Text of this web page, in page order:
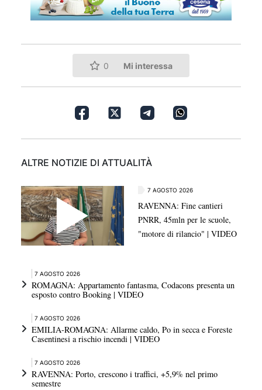
0 Mi interessa
ALTRE NOTIZIE DI ATTUALITÀ
7 AGOSTO 2026
RAVENNA: Fine cantieri
PNRR, 45mln per le scuole,
"motore di rilancio" | VIDEO
7 AGOSTO 2026
ROMAGNA: Appartamento fantasma, Codacons presenta un
esposto contro Booking | VIDEO
7 AGOSTO 2026
EMILIA-ROMAGNA: Allarme caldo, Po in secca e Foreste
Casentinesi a rischio incendi | VIDEO
7 AGOSTO 2026
RAVENNA: Porto, crescono i traffici, +5,9% nel primo
semestre